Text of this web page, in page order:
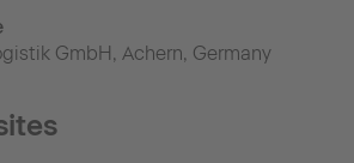
GmbH, Achern, Germany